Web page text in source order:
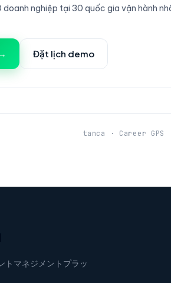
nghiệp tại 30 quốc gia vận hành
Đặt lịch demo
tanca · Career
トマネジメントプラッ